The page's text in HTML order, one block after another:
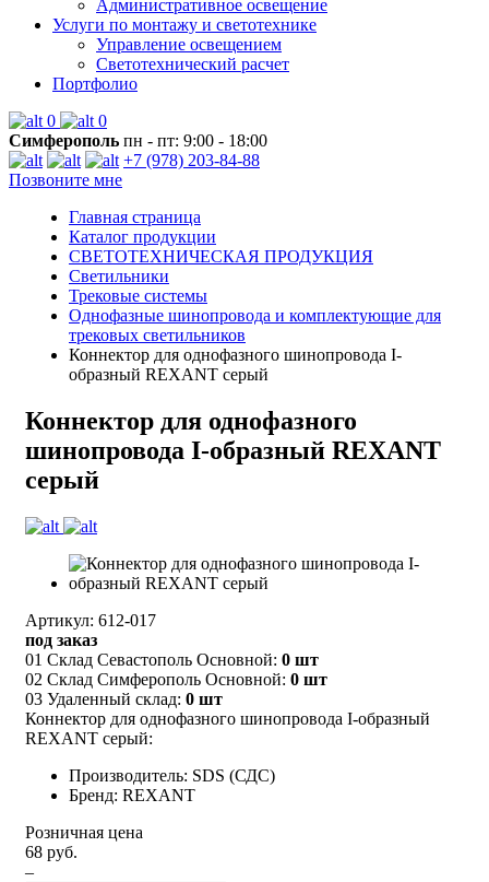
Административное освещение
Услуги по монтажу и светотехнике
Управление освещением
Светотехнический расчет
Портфолио
0
0
Симферополь пн - пт: 9:00 - 18:00
+7 (978) 203-84-88
Позвоните мне
Главная страница
Каталог продукции
СВЕТОТЕХНИЧЕСКАЯ ПРОДУКЦИЯ
Светильники
Трековые системы
Однофазные шинопровода и комплектующие для
трековых светильников
Коннектор для однофазного шинопровода I-
образный REXANT серый
Коннектор для однофазного
шинопровода I-образный REXANT
серый
Артикул: 612-017
под заказ
01 Склад Севастополь Основной: 0 шт
02 Склад Симферополь Основной: 0 шт
03 Удаленный склад: 0 шт
Коннектор для однофазного шинопровода I-образный
REXANT серый:
Производитель: SDS (СДС)
Бренд: REXANT
Розничная цена
68 руб.
–